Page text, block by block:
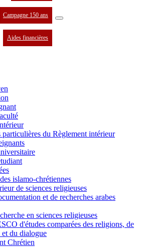
Campagne 150 ans
Aides financières
du Règlement intérieur
islamo-chrétiennes
de sciences religieuses
et de recherches arabes
en sciences religieuses
d'études comparées des religions, de
du dialogue
Chrétien